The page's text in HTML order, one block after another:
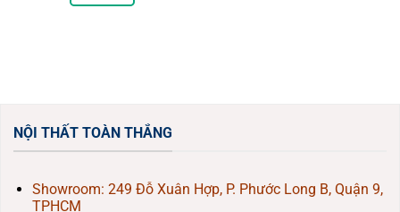
NỘI THẤT TOÀN THẮNG
Showroom: 249 Đỗ Xuân Hợp, P. Phước Long B, Quận 9,
TPHCM